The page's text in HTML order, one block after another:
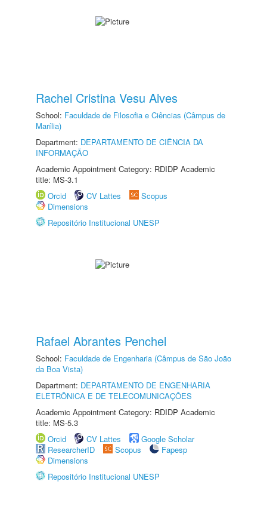
Rachel Cristina Vesu Alves
School: Faculdade de Filosofia e Ciências (Câmpus de
Marília)
Department: DEPARTAMENTO DE CIÊNCIA DA
INFORMAÇÃO
Academic Appointment Category: RDIDP Academic
title: MS-3.1
Orcid
CV Lattes
Scopus
Dimensions
Repositório Institucional UNESP
Rafael Abrantes Penchel
School: Faculdade de Engenharia (Câmpus de São João
da Boa Vista)
Department: DEPARTAMENTO DE ENGENHARIA
ELETRÔNICA E DE TELECOMUNICAÇÕES
Academic Appointment Category: RDIDP Academic
title: MS-5.3
Orcid
CV Lattes
Google Scholar
ResearcherID
Scopus
Fapesp
Dimensions
Repositório Institucional UNESP